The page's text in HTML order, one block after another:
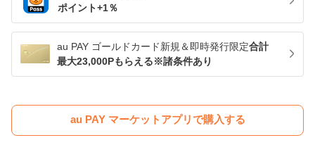
ポイント+1％
au PAY ゴールドカード新規＆即時発行限定合計
最大23,000Pもらえる※諸条件あり
au PAY マーケットアプリで購入する